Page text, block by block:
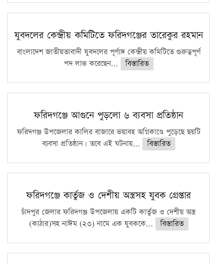
যুবদলের কেন্দ্রীয় কমিটিতে ফরিদগঞ্জের তারেকুর রহমান
বাংলাদেশ জাতীয়তাবাদী যুবদলের পূর্ণাঙ্গ কেন্দ্রীয় কমিটিতে গুরুত্বপূর্ণ
পদ লাভ করেছেন...
বিস্তারিত
ফরিদগঞ্জে আগুনে পুড়লো ৬ ব্যবসা প্রতিষ্ঠান
ফরিদগঞ্জ উপজেলার কালির বাজারে ভয়াবহ অগ্নিকাণ্ডে পুড়েছে ছয়টি
ব্যবসা প্রতিষ্ঠান। তবে এই ঘটনায়...
বিস্তারিত
ফরিদগঞ্জে কার্তুজ ও দেশীয় অস্ত্রসহ যুবক গ্রেপ্তার
চাঁদপুর জেলার ফরিদগঞ্জ উপজেলায় একটি কার্তুজ ও দেশীয় অস্ত্র
(কাঠার)সহ নাঈম (২৩) নামে এক যুবককে...
বিস্তারিত